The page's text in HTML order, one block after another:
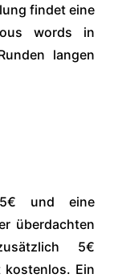
findet eine
words in
langen
und eine
überdachten
5€
kostenlos. Ein